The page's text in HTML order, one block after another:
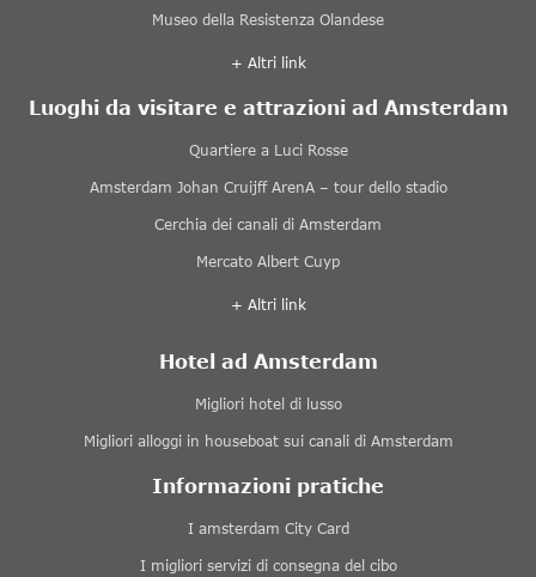
Museo della Resistenza Olandese
+ Altri link
Luoghi da visitare e attrazioni ad Amsterdam
Quartiere a Luci Rosse
Amsterdam Johan Cruijff ArenA – tour dello stadio
Cerchia dei canali di Amsterdam
Mercato Albert Cuyp
+ Altri link
Hotel ad Amsterdam
Migliori hotel di lusso
Migliori alloggi in houseboat sui canali di Amsterdam
Informazioni pratiche
I amsterdam City Card
I migliori servizi di consegna del cibo